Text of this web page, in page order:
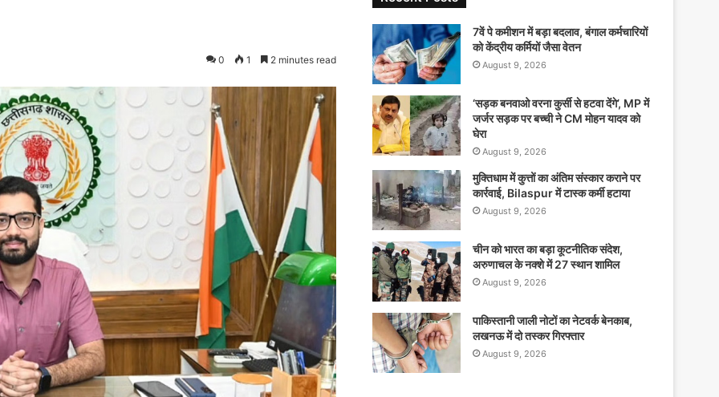
0 1 2 minutes read
7वें पे कमीशन में बड़ा बदलाव, बंगाल कर्मचारियों
को केंद्रीय कर्मियों जैसा वेतन
August 9, 2026
‘सड़क बनवाओ वरना कुर्सी से हटवा देंगे’, MP में
जर्जर सड़क पर बच्ची ने CM मोहन यादव को
घेरा
August 9, 2026
मुक्तिधाम में कुत्तों का अंतिम संस्कार कराने पर
कार्रवाई, Bilaspur में टास्क कर्मी हटाया
August 9, 2026
चीन को भारत का बड़ा कूटनीतिक संदेश,
अरुणाचल के नक्शे में 27 स्थान शामिल
August 9, 2026
पाकिस्तानी जाली नोटों का नेटवर्क बेनकाब,
लखनऊ में दो तस्कर गिरफ्तार
August 9, 2026